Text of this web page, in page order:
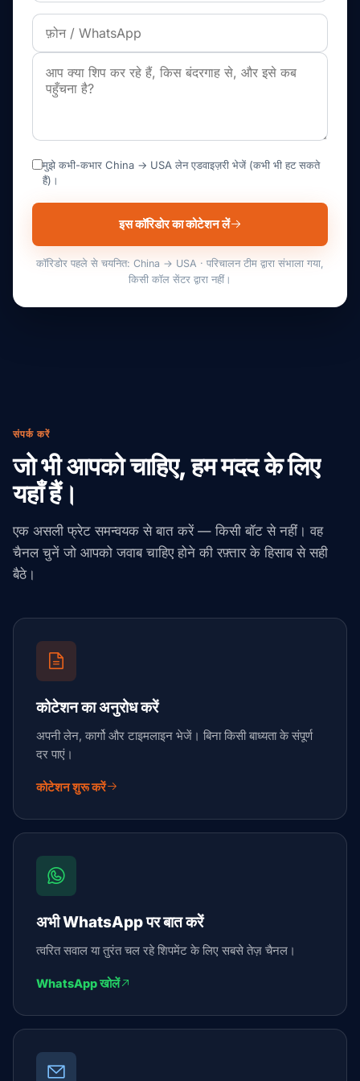
मुझे कभी-कभार China → USA लेन एडवाइज़री भेजें (कभी भी हट सकते
हैं)।
इस कॉरिडोर का कोटेशन लें
कॉरिडोर पहले से चयनित: China → USA · परिचालन टीम द्वारा संभाला गया,
किसी कॉल सेंटर द्वारा नहीं।
संपर्क करें
जो भी आपको चाहिए, हम मदद के लिए
यहाँ हैं।
एक असली फ्रेट समन्वयक से बात करें — किसी बॉट से नहीं। वह
चैनल चुनें जो आपको जवाब चाहिए होने की रफ़्तार के हिसाब से सही
बैठे।
कोटेशन का अनुरोध करें
अपनी लेन, कार्गो और टाइमलाइन भेजें। बिना किसी बाध्यता के संपूर्ण
दर पाएं।
कोटेशन शुरू करें
अभी WhatsApp पर बात करें
त्वरित सवाल या तुरंत चल रहे शिपमेंट के लिए सबसे तेज़ चैनल।
WhatsApp खोलें